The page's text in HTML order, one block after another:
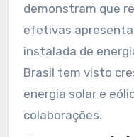
demonstram que
efetivas
instalada de
Brasil tem visto
energia solar e
colaborações.